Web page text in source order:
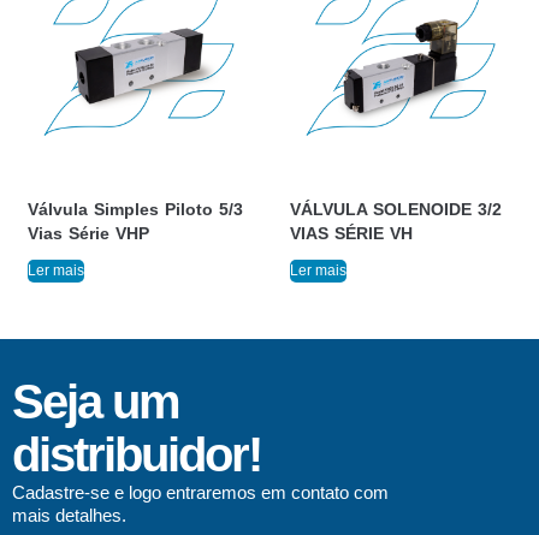
Válvula Simples Piloto 5/3
Vias Série VHP
Ler mais
VÁLVULA SOLENOIDE 3/2
VIAS SÉRIE VH
Ler mais
Seja um
distribuidor!
Cadastre-se e logo entraremos em contato com
mais detalhes.